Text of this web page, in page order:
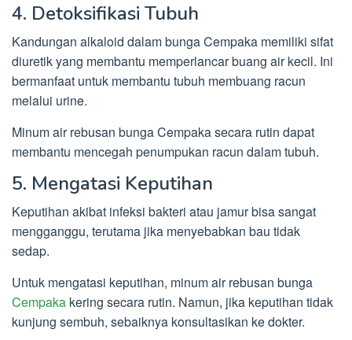
4. Detoksifikasi Tubuh
Kandungan alkaloid dalam bunga Cempaka memiliki sifat
diuretik yang membantu memperlancar buang air kecil. Ini
bermanfaat untuk membantu tubuh membuang racun
melalui urine.
Minum air rebusan bunga Cempaka secara rutin dapat
membantu mencegah penumpukan racun dalam tubuh.
5. Mengatasi Keputihan
Keputihan akibat infeksi bakteri atau jamur bisa sangat
mengganggu, terutama jika menyebabkan bau tidak
sedap.
Untuk mengatasi keputihan, minum air rebusan bunga
Cempaka kering secara rutin. Namun, jika keputihan tidak
kunjung sembuh, sebaiknya konsultasikan ke dokter.